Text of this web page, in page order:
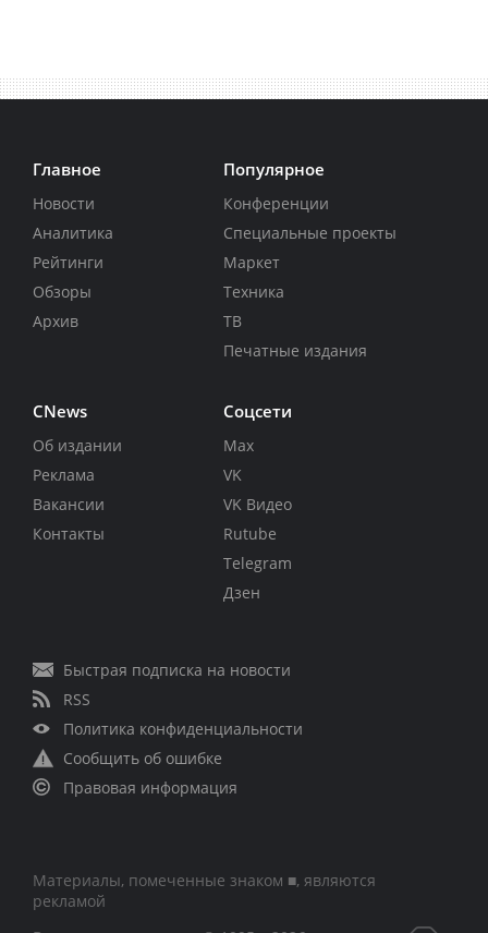
Главное
Новости
Аналитика
Рейтинги
Обзоры
Архив
Популярное
Конференции
Специальные проекты
Маркет
Техника
ТВ
Печатные издания
CNews
Об издании
Реклама
Вакансии
Контакты
Соцсети
Max
VK
VK Видео
Rutube
Telegram
Дзен
Быстрая подписка на новости
RSS
Политика конфиденциальности
Сообщить об ошибке
Правовая информация
Материалы, помеченные знаком ■, являются
рекламой